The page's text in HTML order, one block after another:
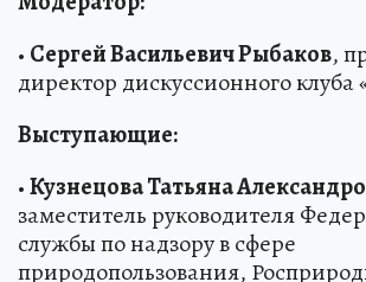
• Сергей Васильевич Рыбаков,
директор дискуссионного клуба
Выступающие:
•Кузнецова Татьяна
заместитель руководителя
службы по надзору в сфере
природопользования,